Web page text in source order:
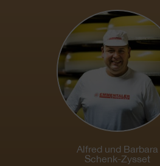
Alfred und Barbara
Schenk-Zysset